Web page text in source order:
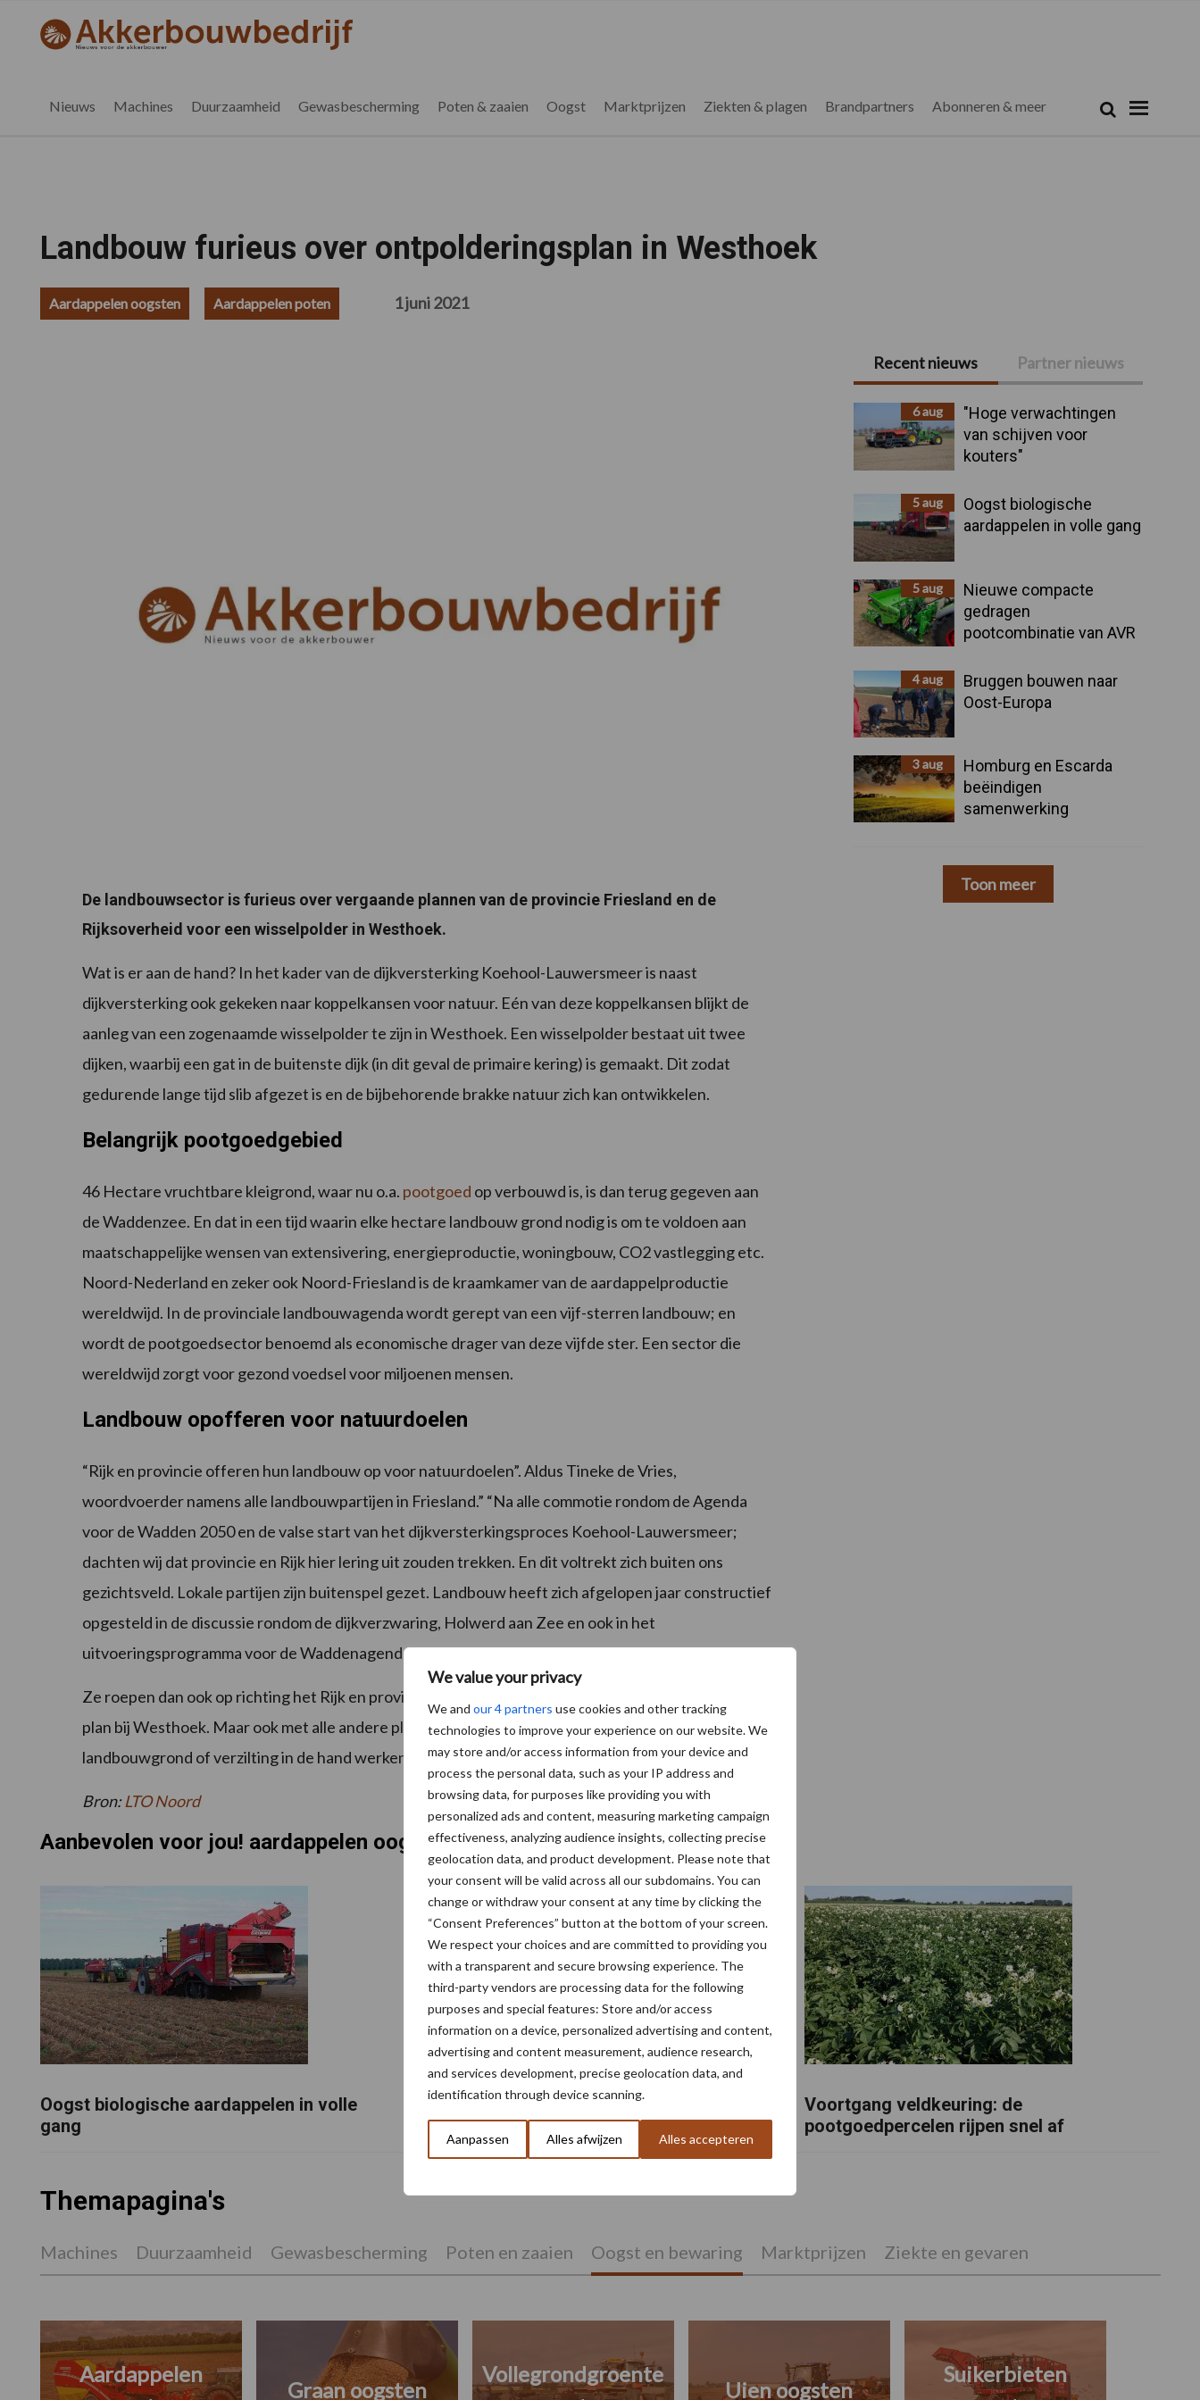
We value your privacy
We and our 4 partners use cookies and other tracking
technologies to improve your experience on our website. We
may store and/or access information from your device and
process the personal data, such as your IP address and
browsing data, for purposes like providing you with
personalized ads and content, measuring marketing campaign
effectiveness, analyzing audience insights, collecting precise
geolocation data, and product development. Please note that
your consent will be valid across all our subdomains. You can
change or withdraw your consent at any time by clicking the
“Consent Preferences” button at the bottom of your screen.
We respect your choices and are committed to providing you
with a transparent and secure browsing experience. The
third-party vendors are processing data for the following
purposes and special features: Store and/or access
information on a device, personalized advertising and content,
advertising and content measurement, audience research,
and services development, precise geolocation data, and
identification through device scanning.
Aanpassen Alles afwijzen Alles accepteren
hoofdnavigatie
eerste
voettekst
akkerbouwbedrijf.nl
Nieuws Machines Duurzaamheid Gewasbescherming Poten & zaaien Oogst Marktprijzen Ziekten & plagen Brandpartners Abonneren & meer Zoek
Landbouw furieus over ontpolderingsplan in Westhoek
Aardappelen oogsten Aardappelen poten 1 juni 2021
De landbouwsector is furieus over vergaande plannen van de provincie Friesland en de
Rijksoverheid voor een wisselpolder in Westhoek.
Wat is er aan de hand? In het kader van de dijkversterking Koehool-Lauwersmeer is naast
dijkversterking ook gekeken naar koppelkansen voor natuur. Eén van deze koppelkansen blijkt de
aanleg van een zogenaamde wisselpolder te zijn in Westhoek. Een wisselpolder bestaat uit twee
dijken, waarbij een gat in de buitenste dijk (in dit geval de primaire kering) is gemaakt. Dit zodat
gedurende lange tijd slib afgezet is en de bijbehorende brakke natuur zich kan ontwikkelen.
Belangrijk pootgoedgebied
46 Hectare vruchtbare kleigrond, waar nu o.a. pootgoed op verbouwd is, is dan terug gegeven aan
de Waddenzee. En dat in een tijd waarin elke hectare landbouw grond nodig is om te voldoen aan
maatschappelijke wensen van extensivering, energieproductie, woningbouw, CO2 vastlegging etc.
Noord-Nederland en zeker ook Noord-Friesland is de kraamkamer van de aardappelproductie
wereldwijd. In de provinciale landbouwagenda wordt gerept van een vijf-sterren landbouw; en
wordt de pootgoedsector benoemd als economische drager van deze vijfde ster. Een sector die
wereldwijd zorgt voor gezond voedsel voor miljoenen mensen.
Landbouw opofferen voor natuurdoelen
“Rijk en provincie offeren hun landbouw op voor natuurdoelen”. Aldus Tineke de Vries,
woordvoerder namens alle landbouwpartijen in Friesland.” “Na alle commotie rondom de Agenda
voor de Wadden 2050 en de valse start van het dijkversterkingsproces Koehool-Lauwersmeer;
dachten wij dat provincie en Rijk hier lering uit zouden trekken. En dit voltrekt zich buiten ons
gezichtsveld. Lokale partijen zijn buitenspel gezet. Landbouw heeft zich afgelopen jaar constructief
opgesteld in de discussie rondom de dijkverzwaring, Holwerd aan Zee en ook in het
uitvoeringsprogramma voor de Waddenagenda, er zijn grenzen.”
Ze roepen dan ook op richting het Rijk en provincie op om te stoppen met de ontwikkeling van dit
plan bij Westhoek. Maar ook met alle andere plannen in dit gebied die ten koste gaan van
landbouwgrond of verzilting in de hand werken en de motie Dijkstra/Geurts te respecteren.
Bron:LTO Noord
Primaire
Sidebar
Recent nieuws Partner nieuws
6 aug
"Hoge verwachtingen
van schijven voor
kouters"
5 aug
Oogst biologische
aardappelen in volle gang
5 aug
Nieuwe compacte
gedragen
pootcombinatie van AVR
4 aug
Bruggen bouwen naar
Oost-Europa
3 aug
Homburg en Escarda
beëindigen
samenwerking
Toon meer
Aanbevolen voor jou! aardappelen oogsten
Oogst biologische aardappelen in volle
gang
Blok Mechanisatie en Flikweert Vision
bundelen hun krachten
Voortgang veldkeuring: de
pootgoedpercelen rijpen snel af
Themapagina's
Machines Duurzaamheid Gewasbescherming Poten en zaaien Oogst en bewaring Marktprijzen Ziekte en gevaren
Aardappelen
Graan oogsten
Vollegrondgroente
Uien oogsten
Suikerbieten